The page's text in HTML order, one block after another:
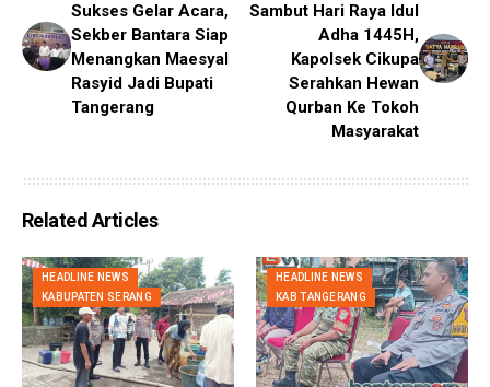
Sukses Gelar Acara,
Sekber Bantara Siap
Menangkan Maesyal
Rasyid Jadi Bupati
Tangerang
Sambut Hari Raya Idul
Adha 1445H,
Kapolsek Cikupa
Serahkan Hewan
Qurban Ke Tokoh
Masyarakat
Related Articles
HEADLINE NEWS
KABUPATEN SERANG
HEADLINE NEWS
KAB TANGERANG